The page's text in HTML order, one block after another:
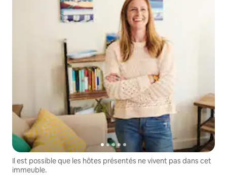
Il est possible que les hôtes présentés ne vivent pas dans cet
immeuble.